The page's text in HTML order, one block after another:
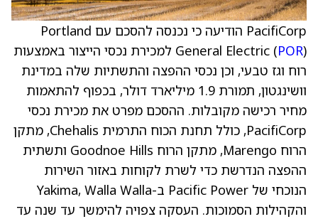
PacifiCorp הודיעה כי נכנסה להסכם עם Portland
General Electric (POR
) למכירת נכסי הייצור באמצעות
רוח וגז טבעי, וכן נכסי ההפצה והתשתיות שלה במדינת
וושינגטון, תמורת 1.9 מיליארד דולר, בכפוף להתאמות
מחיר רכישה מקובלות. ההסכם מפרט את מכירת נכסי
PacifiCorp, כולל תחנת הכוח התרמית Chehalis, מתקן
הרוח Marengo, מתקן הרוח Goodnoe Hills ותשתית
ההפצה הנדרשת כדי לשרת לקוחות באזור השירות
הנוכחי של Pacific Power ב-Yakima, Walla Walla
והקהילות הסמוכות. העסקה צפויה להימשך עד שנה עד